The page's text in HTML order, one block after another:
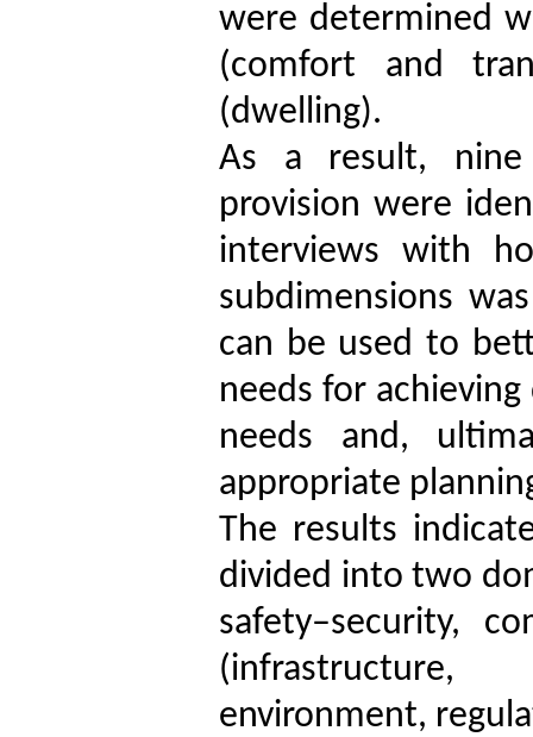
were determined
(comfort and
(dwelling).
As a result, nine
provision were
interviews with
subdimensions
can be used to
needs for
needs and,
appropriate
The results
divided into two
safety–security,
environment,